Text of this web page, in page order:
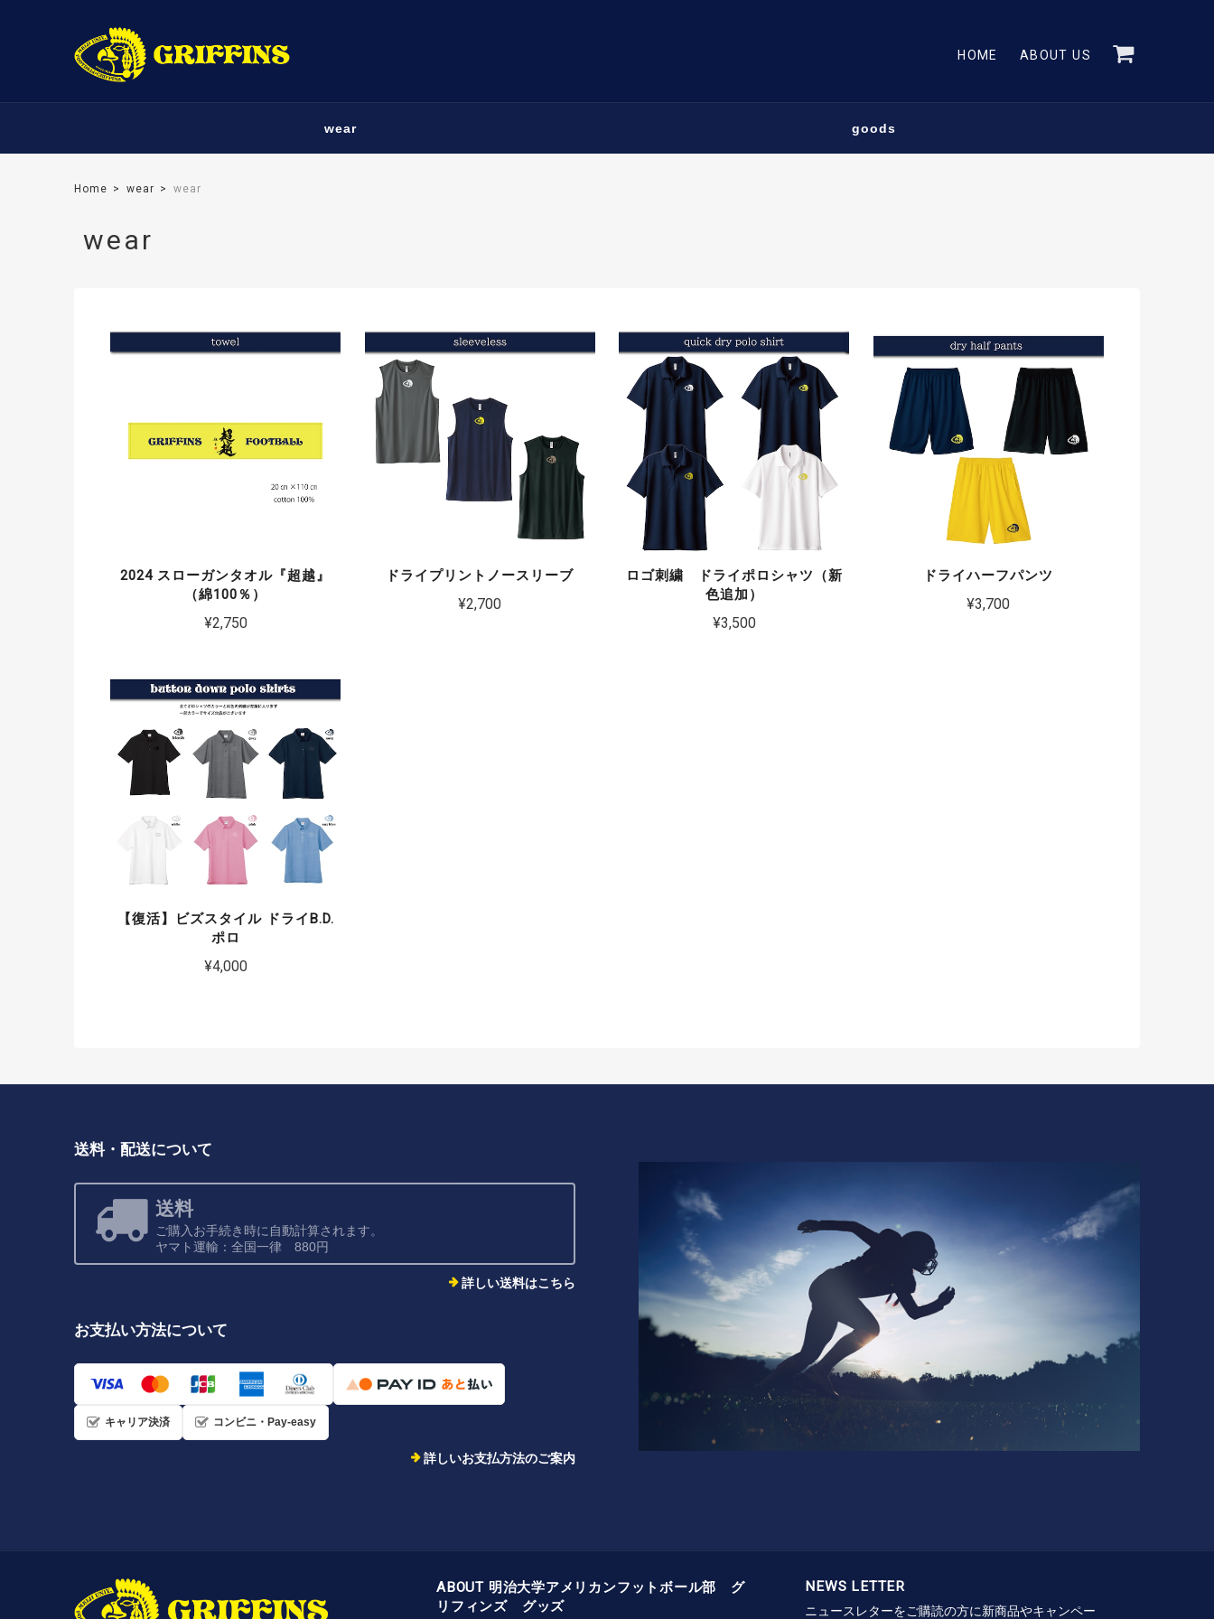
HOME ABOUT US
wear goods
Home wear wear
wear
2024 スローガンタオル『超越』
（綿100％）
¥2,750
ドライプリントノースリーブ
¥2,700
ロゴ刺繍 ドライポロシャツ（新
色追加）
¥3,500
ドライハーフパンツ
¥3,700
【復活】ビズスタイル ドライB.D.
ポロ
¥4,000
送料・配送について
送料
ご購入お手続き時に自動計算されます。
ヤマト運輸：全国一律 880円
詳しい送料はこちら
お支払い方法について
キャリア決済 コンビニ・Pay-easy
詳しいお支払方法のご案内
ABOUT 明治大学アメリカンフットボール部 グ
リフィンズ グッズ
NEWS LETTER
ニュースレターをご購読の方に新商品やキャンペー